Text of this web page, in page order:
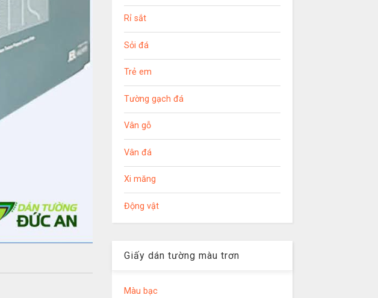
Rỉ sắt
Sỏi đá
Trẻ em
Tường gạch đá
Vân gỗ
Vân đá
Xi măng
Động vật
Giấy dán tường màu trơn
Màu bạc